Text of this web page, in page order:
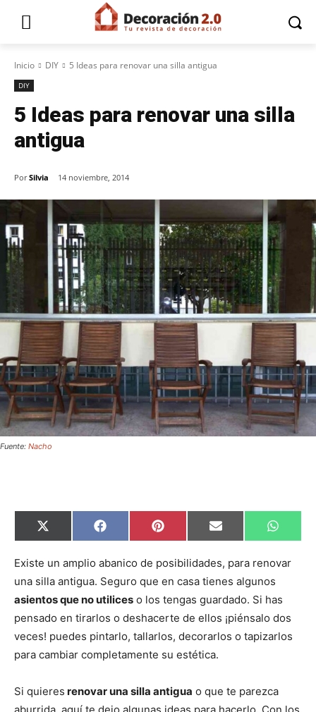
Inicio DIY 5 Ideas para renovar una silla antigua
DIY
5 Ideas para renovar una silla
antigua
Por Silvia 14 noviembre, 2014
Fuente: Nacho
C
o
p
r
i
r
e
n
X
(
w
t
t
e
r
)
C
o
p
r
t
i
r
e
n
F
a
e
o
o
k
C
o
p
r
t
i
r
e
n
P
i
t
r
e
s
t
C
o
p
a
r
i
r
e
n
E
m
i
l
C
o
p
i
r
e
n
W
h
t
p
p
Existe un amplio abanico de posibilidades, para renovar
una silla antigua. Seguro que en casa tienes algunos
asientos que no utilices o los tengas guardado. Si has
pensado en tirarlos o deshacerte de ellos ¡piénsalo dos
veces! puedes pintarlo, tallarlos, decorarlos o tapizarlos
para cambiar completamente su estética.
Si quieres renovar una silla antigua o que te parezca